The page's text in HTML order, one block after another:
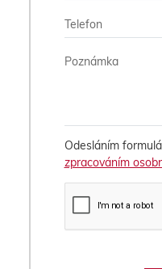
Odesláním
zpracováním